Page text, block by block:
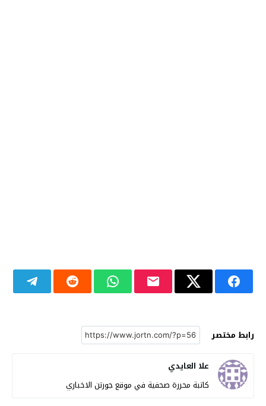
رابط مختصر
علا العايدي
كاتبة محررة صحفية في موقع جورتن الاخباري